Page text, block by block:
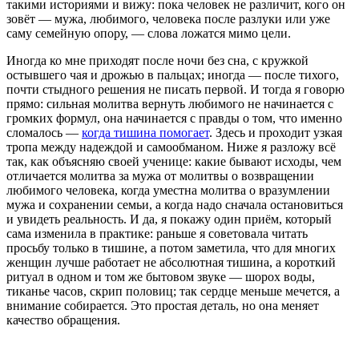
такими историями и вижу: пока человек не различит, кого он
зовёт — мужа, любимого, человека после разлуки или уже
саму семейную опору, — слова ложатся мимо цели.
Иногда ко мне приходят после ночи без сна, с кружкой
остывшего чая и дрожью в пальцах; иногда — после тихого,
почти стыдного решения не писать первой. И тогда я говорю
прямо: сильная молитва вернуть любимого не начинается с
громких формул, она начинается с правды о том, что именно
сломалось — когда тишина помогает. Здесь и проходит узкая
тропа между надеждой и самообманом. Ниже я разложу всё
так, как объясняю своей ученице: какие бывают исходы, чем
отличается молитва за мужа от молитвы о возвращении
любимого человека, когда уместна молитва о вразумлении
мужа и сохранении семьи, а когда надо сначала остановиться
и увидеть реальность. И да, я покажу один приём, который
сама изменила в практике: раньше я советовала читать
просьбу только в тишине, а потом заметила, что для многих
женщин лучше работает не абсолютная тишина, а короткий
ритуал в одном и том же бытовом звуке — шорох воды,
тиканье часов, скрип половиц; так сердце меньше мечется, а
внимание собирается. Это простая деталь, но она меняет
качество обращения.